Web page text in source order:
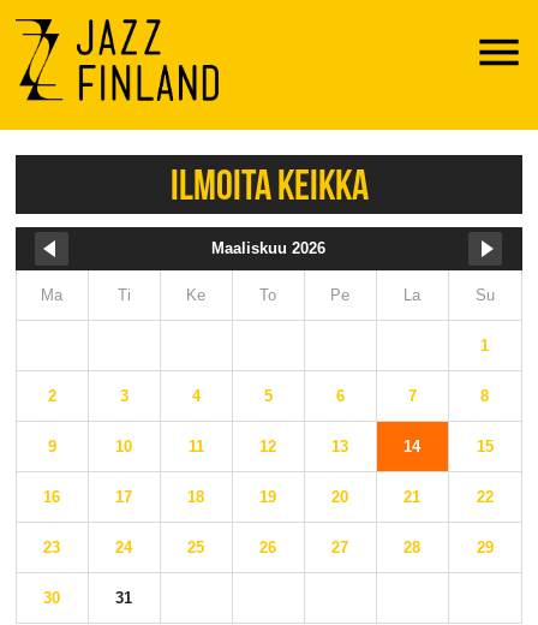
Menu
ILMOITA KEIKKA
Maaliskuu 2026
Ma Ti Ke To Pe La Su
1
2 3 4 5 6 7 8
9 10 11 12 13 14 15
16 17 18 19 20 21 22
23 24 25 26 27 28 29
30 31